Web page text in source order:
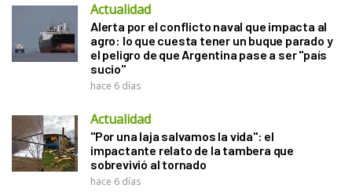
Actualidad
Alerta por el conflicto naval que impacta al
agro: lo que cuesta tener un buque parado y
el peligro de que Argentina pase a ser "país
sucio"
hace 6 días
Actualidad
"Por una laja salvamos la vida": el
impactante relato de la tambera que
sobrevivió al tornado
hace 6 días